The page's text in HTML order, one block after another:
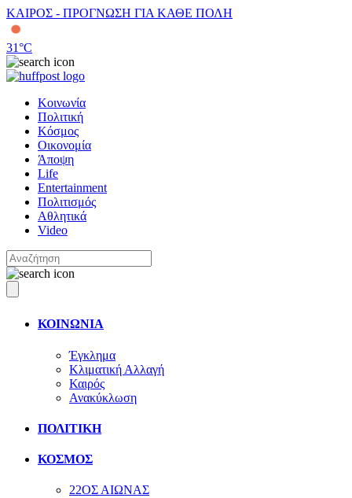
ΚΑΙΡΟΣ - ΠΡΟΓΝΩΣΗ ΓΙΑ ΚΑΘΕ ΠΟΛΗ
31°C
Κοινωνία
Πολιτική
Κόσμος
Οικονομία
Άποψη
Life
Entertainment
Πολιτισμός
Αθλητικά
Video
ΚΟΙΝΩΝΙΑ
Έγκλημα
Κλιματική Αλλαγή
Καιρός
Ανακύκλωση
ΠΟΛΙΤΙΚΗ
ΚΟΣΜΟΣ
22ΟΣ ΑΙΩΝΑΣ